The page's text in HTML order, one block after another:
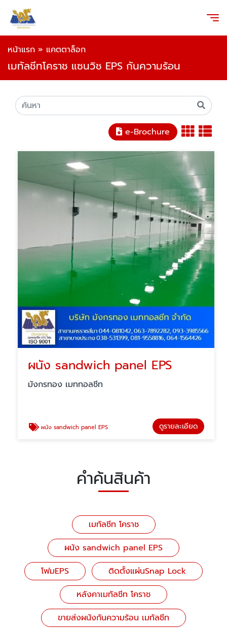
หน้าแรก » แคตตาล็อก
เมทัลชีทโคราช แซนวิช EPS กันความร้อน
e-Brochure
ผนัง sandwich panel EPS
มังกรทอง เมททอลชีท
ผนัง sandwich panel EPS ดูรายละเอียด
คำค้นสินค้า
เมทัลชีท โคราช
ผนัง sandwich panel EPS
โฟมEPS
ติดตั้งแผ่นSnap Lock
หลังคาเมทัลชีท โคราช
ขายส่งผนังกันความร้อน เมทัลชีท